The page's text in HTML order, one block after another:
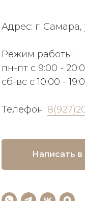
Адрес: г.
Режим работы:
пн-пт с 9:00 -
сб-вс с 10:00 -
Телефон:
Написать